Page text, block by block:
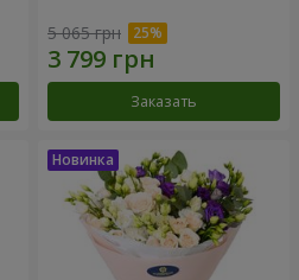
5 065 грн
Заказать